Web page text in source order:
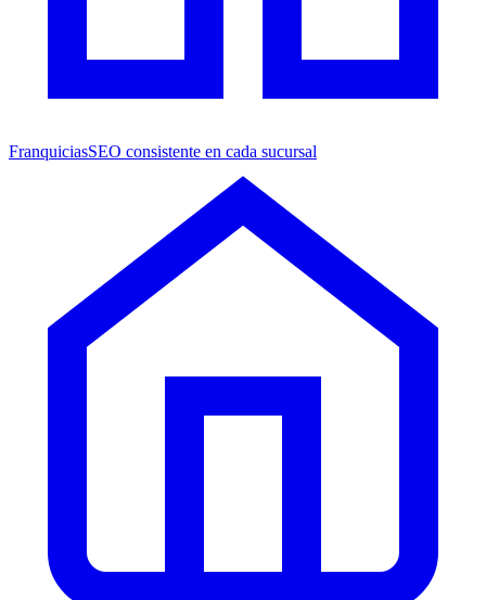
FranquiciasSEO consistente en cada sucursal